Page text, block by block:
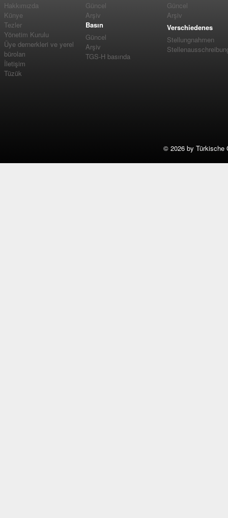
Hakkımızda
Künye
Tezler
Yönetim Kurulu
Üye dernerkleri ve yerel
büroları
İletişim
Tüzük
Güncel
Arşiv
Basın
Güncel
Arşiv
TGS-H basında
Güncel
Arşiv
Verschiedenes
Stellungnahmen
© 2026 by Türkische